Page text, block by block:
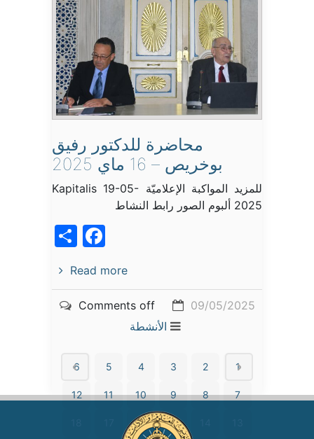
محاضرة للدكتور رفيق
بوخريص – 16 ماي 2025
للمزيد المواكبة الإعلاميّة Kapitalis 19-05-
2025 ألبوم الصور رابط النشاط
Read more
09/05/2025
Comments off
الأنشطة
1
2
3
4
5
6
7
8
9
10
11
12
15
16